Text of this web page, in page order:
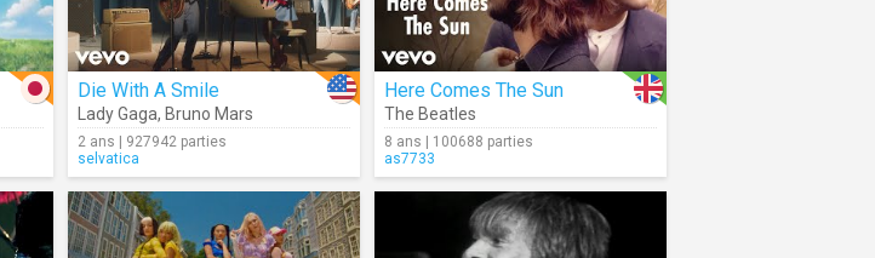
Die With A Smile
Lady Gaga, Bruno Mars
2 ans | 927942 parties
selvatica
Here Comes The Sun
The Beatles
8 ans | 100688 parties
as7733